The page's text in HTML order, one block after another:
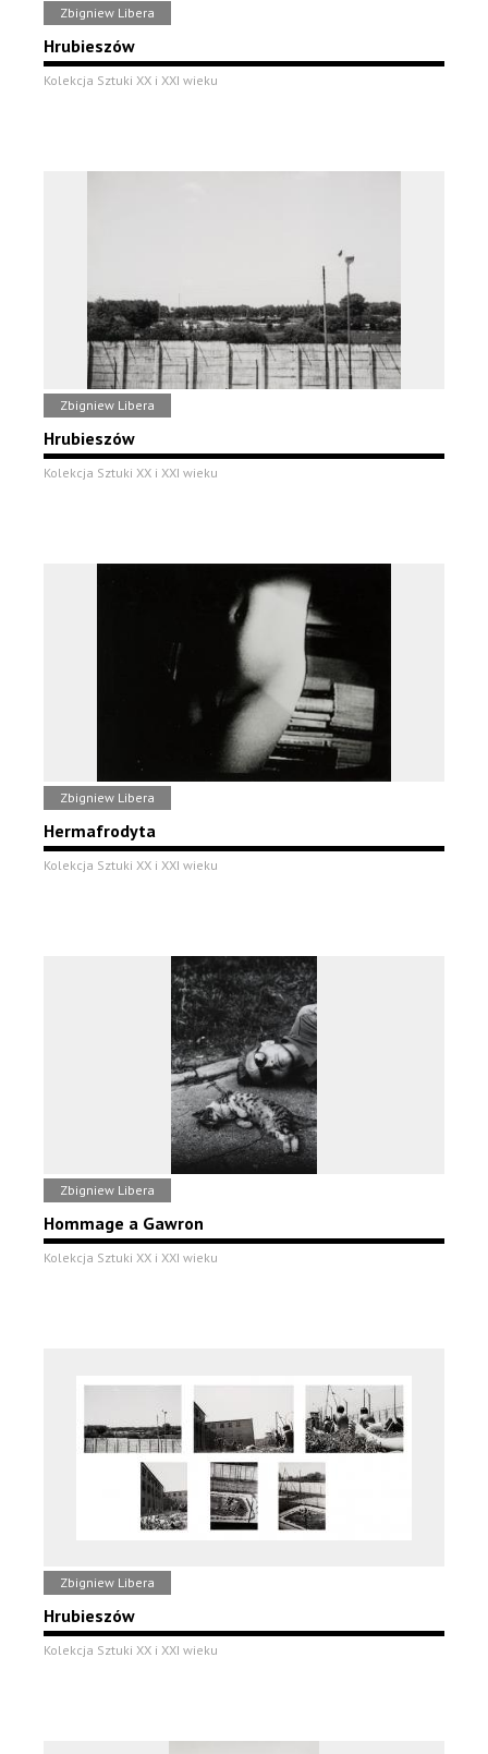
Zbigniew Libera
Hrubieszów
Kolekcja Sztuki XX i XXI wieku
Zbigniew Libera
Hrubieszów
Kolekcja Sztuki XX i XXI wieku
Zbigniew Libera
Hermafrodyta
Kolekcja Sztuki XX i XXI wieku
Zbigniew Libera
Hommage a Gawron
Kolekcja Sztuki XX i XXI wieku
Zbigniew Libera
Hrubieszów
Kolekcja Sztuki XX i XXI wieku